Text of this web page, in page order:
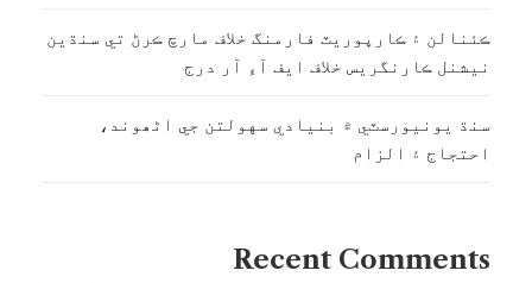
ڪئنالن ۽ ڪارپوريٽ فارمنگ خلاف مارچ ڪرڻ تي سنڌين
نيشنل ڪارنگريس خلاف ايف آءِ آر درج
سنڌ يونيورسٽي ۾ بنيادي سهولتن جي اڻھوند،
احتجاج ۽ الزام
Recent Comments